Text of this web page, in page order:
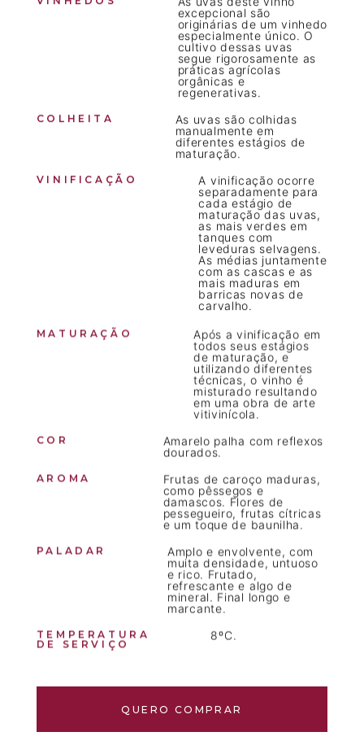
excepcional são
originárias de um vinhedo
especialmente único. O
cultivo dessas uvas
segue rigorosamente as
práticas agrícolas
orgânicas e
regenerativas.
COLHEITA
As uvas são colhidas
manualmente em
diferentes estágios de
maturação.
VINIFICAÇÃO
A vinificação ocorre
separadamente para
cada estágio de
maturação das uvas,
as mais verdes em
tanques com
leveduras selvagens.
As médias juntamente
com as cascas e as
mais maduras em
barricas novas de
carvalho.
MATURAÇÃO
Após a vinificação em
todos seus estágios
de maturação, e
utilizando diferentes
técnicas, o vinho é
misturado resultando
em uma obra de arte
vitivinícola.
COR
Amarelo palha com reflexos
dourados.
AROMA
Frutas de caroço maduras,
como pêssegos e
damascos. Flores de
pessegueiro, frutas cítricas
e um toque de baunilha.
PALADAR
Amplo e envolvente, com
muita densidade, untuoso
e rico. Frutado,
refrescante e algo de
mineral. Final longo e
marcante.
TEMPERATURA
DE SERVIÇO
8ºC.
QUERO COMPRAR